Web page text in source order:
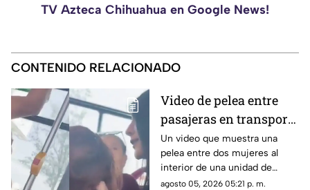
TV Azteca Chihuahua en Google News!
CONTENIDO RELACIONADO
Video de pelea entre
pasajeras en transporte
público se vuelve viral
en redes sociales
Un video que muestra una
pelea entre dos mujeres al
interior de una unidad de
transporte público comenzó a
agosto 05, 2026 05:21 p. m.